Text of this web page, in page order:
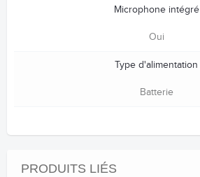
Microphone intégré
Oui
Type d'alimentation
Batterie
PRODUITS LIÉS